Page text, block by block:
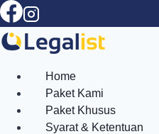
Skip
to
content
Home
Paket Kami
Paket Khusus
Syarat & Ketentuan